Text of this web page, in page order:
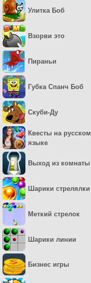
Улитка Боб
Взорви это
Пираньи
Губка Спанч Боб
Скуби-Ду
Квесты на русском
языке
Выход из комнаты
Шарики стрелялки
Меткий стрелок
Шарики линии
Бизнес игры